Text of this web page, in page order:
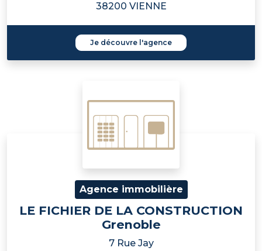
38200 VIENNE
Je découvre l'agence
Agence immobilière
LE FICHIER DE LA CONSTRUCTION
Grenoble
7 Rue Jay